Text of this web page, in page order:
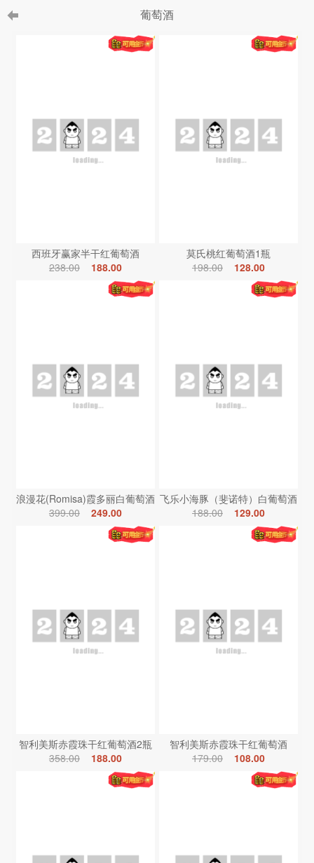
葡萄酒
西班牙赢家半干红葡萄酒
238.00
188.00
莫氏桃红葡萄酒1瓶
198.00
128.00
浪漫花(Romisa)霞多丽白葡萄酒
399.00
249.00
飞乐小海豚（斐诺特）白葡萄酒
188.00
129.00
智利美斯赤霞珠干红葡萄酒2瓶
358.00
188.00
智利美斯赤霞珠干红葡萄酒
179.00
108.00